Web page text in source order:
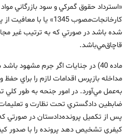
«‌استرداد حقوق گمركي و سود بازرگاني
كارخانجات‌مصوب 1345» يا
شده باشد در صورتي كه به ترتيب غير
قاچاق‌مي‌باشد.
ماده 40) در جنايات اگر جرم مشهود
مداخله بازپرس اقدامات لازم را براي حفظ
به‌عمل مي‌آورد. ‌در امور جنحه به طور كلي
ضابطين دادگستري تحت نظارت و
پس از تكميل پرونده‌دادستان در صورتي
كيفري تشخيص دهد پرونده را با صدور